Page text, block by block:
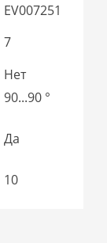
EV007251
7
Нет
90...90 °
Да
10